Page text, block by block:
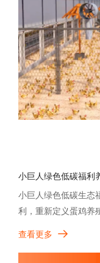
小巨人绿色低碳福利
小巨人绿色低碳生态
利，重新定义蛋鸡养
查看更多